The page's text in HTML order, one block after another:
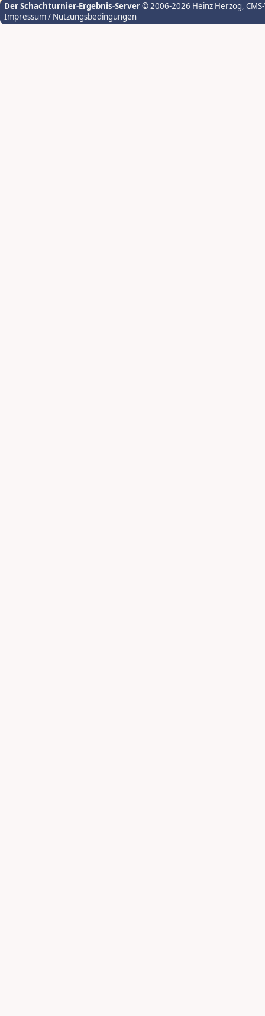
Der Schachturnier-Ergebnis-Server© 2006-2026 Heinz Herzog,
Impressum / Nutzungsbedingungen